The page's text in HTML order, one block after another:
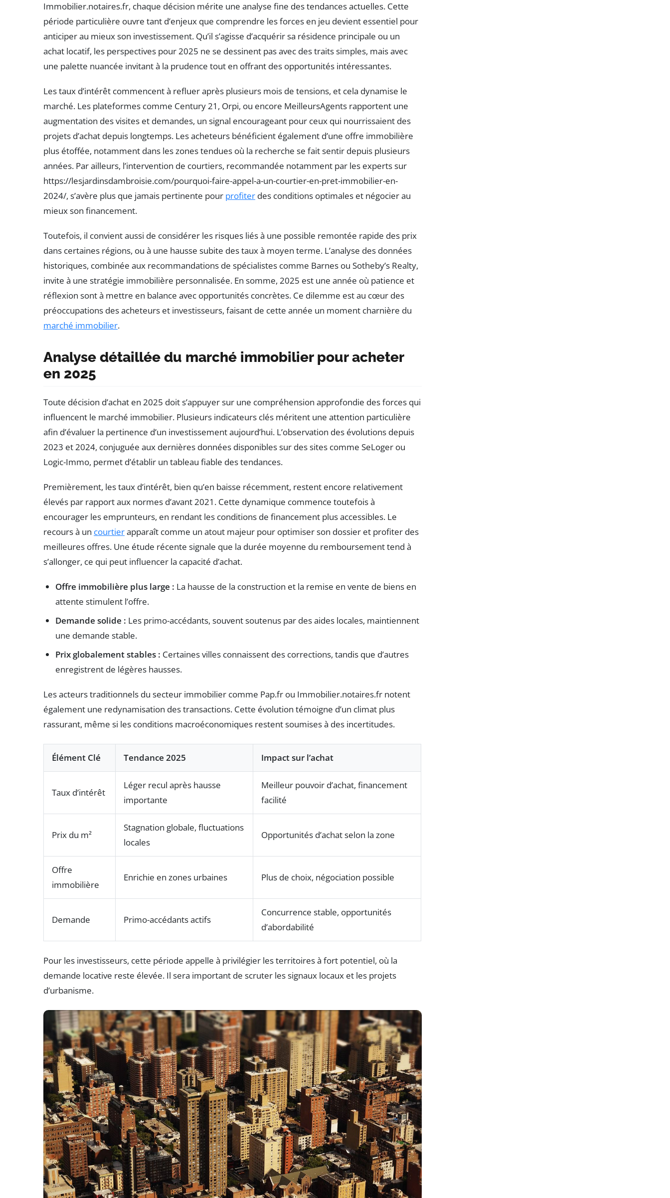
Immobilier.notaires.fr, chaque décision mérite une analyse fine des tendances actuelles. Cette
période particulière ouvre tant d’enjeux que comprendre les forces en jeu devient essentiel pour
anticiper au mieux son investissement. Qu’il s’agisse d’acquérir sa résidence principale ou un
achat locatif, les perspectives pour 2025 ne se dessinent pas avec des traits simples, mais avec
une palette nuancée invitant à la prudence tout en offrant des opportunités intéressantes.
Les taux d’intérêt commencent à refluer après plusieurs mois de tensions, et cela dynamise le
marché. Les plateformes comme Century 21, Orpi, ou encore MeilleursAgents rapportent une
augmentation des visites et demandes, un signal encourageant pour ceux qui nourrissaient des
projets d’achat depuis longtemps. Les acheteurs bénéficient également d’une offre immobilière
plus étoffée, notamment dans les zones tendues où la recherche se fait sentir depuis plusieurs
années. Par ailleurs, l’intervention de courtiers, recommandée notamment par les experts sur
https://lesjardinsdambroisie.com/pourquoi-faire-appel-a-un-courtier-en-pret-immobilier-en-
2024/, s’avère plus que jamais pertinente pour profiter des conditions optimales et négocier au
mieux son financement.
Toutefois, il convient aussi de considérer les risques liés à une possible remontée rapide des prix
dans certaines régions, ou à une hausse subite des taux à moyen terme. L’analyse des données
historiques, combinée aux recommandations de spécialistes comme Barnes ou Sotheby’s Realty,
invite à une stratégie immobilière personnalisée. En somme, 2025 est une année où patience et
réflexion sont à mettre en balance avec opportunités concrètes. Ce dilemme est au cœur des
préoccupations des acheteurs et investisseurs, faisant de cette année un moment charnière du
marché immobilier.
Analyse détaillée du marché immobilier pour acheter
en 2025
Toute décision d’achat en 2025 doit s’appuyer sur une compréhension approfondie des forces qui
influencent le marché immobilier. Plusieurs indicateurs clés méritent une attention particulière
afin d’évaluer la pertinence d’un investissement aujourd’hui. L’observation des évolutions depuis
2023 et 2024, conjuguée aux dernières données disponibles sur des sites comme SeLoger ou
Logic-Immo, permet d’établir un tableau fiable des tendances.
Premièrement, les taux d’intérêt, bien qu’en baisse récemment, restent encore relativement
élevés par rapport aux normes d’avant 2021. Cette dynamique commence toutefois à
encourager les emprunteurs, en rendant les conditions de financement plus accessibles. Le
recours à un courtierapparaît comme un atout majeur pour optimiser son dossier et profiter des
meilleures offres. Une étude récente signale que la durée moyenne du remboursement tend à
s’allonger, ce qui peut influencer la capacité d’achat.
Offre immobilière plus large : La hausse de la construction et la remise en vente de biens en
attente stimulent l’offre.
Demande solide : Les primo-accédants, souvent soutenus par des aides locales, maintiennent
une demande stable.
Prix globalement stables : Certaines villes connaissent des corrections, tandis que d’autres
enregistrent de légères hausses.
Les acteurs traditionnels du secteur immobilier comme Pap.fr ou Immobilier.notaires.fr notent
également une redynamisation des transactions. Cette évolution témoigne d’un climat plus
rassurant, même si les conditions macroéconomiques restent soumises à des incertitudes.
Élément Clé Tendance 2025 Impact sur l’achat
Taux d’intérêt
Léger recul après hausse
importante
Meilleur pouvoir d’achat, financement
facilité
Prix du m²
Stagnation globale, fluctuations
locales
Opportunités d’achat selon la zone
Offre
immobilière
Enrichie en zones urbaines Plus de choix, négociation possible
Demande Primo-accédants actifs
Concurrence stable, opportunités
d’abordabilité
Pour les investisseurs, cette période appelle à privilégier les territoires à fort potentiel, où la
demande locative reste élevée. Il sera important de scruter les signaux locaux et les projets
d’urbanisme.